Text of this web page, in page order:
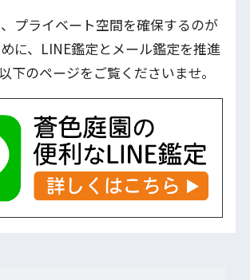
プライベート空間を確保するのが
に、LINE鑑定とメール鑑定を推進
下のページをご覧くださいませ。